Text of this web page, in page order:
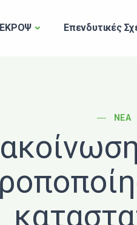
Επενδυτικές
ΝΈΑ